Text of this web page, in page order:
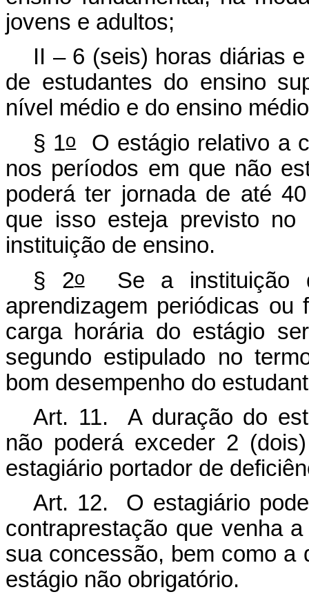
jovens e adultos;
II – 6 (seis) horas diárias
de estudantes do ensino
nível médio e do ensino
§ 1oO estágio relativo a
nos períodos em que não
poderá ter jornada de até
que isso esteja previsto
instituição de ensino.
§ 2oSe a instituição
aprendizagem periódicas
carga horária do estágio
segundo estipulado no
bom desempenho do
Art. 11. A duração do
não poderá exceder 2
estagiário portador de
Art. 12. O estagiário
contraprestação que venha
sua concessão, bem como a
estágio não obrigatório.